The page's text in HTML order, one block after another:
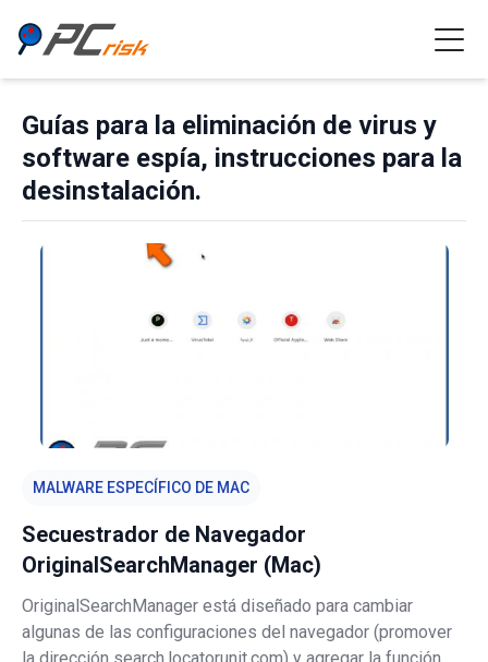
Guías para la eliminación de virus y
software espía, instrucciones para la
desinstalación.
MALWARE ESPECÍFICO DE MAC
Secuestrador de Navegador
OriginalSearchManager (Mac)
OriginalSearchManager está diseñado para cambiar
algunas de las configuraciones del navegador (promover